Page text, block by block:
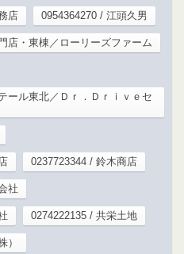
店 0954364270 / 江頭久男
店・東棟／ローリーズファーム
ール東北／Ｄｒ．Ｄｒｉｖｅセ
0237723344 / 鈴木商店
社
0274222135 / 共栄土地
）